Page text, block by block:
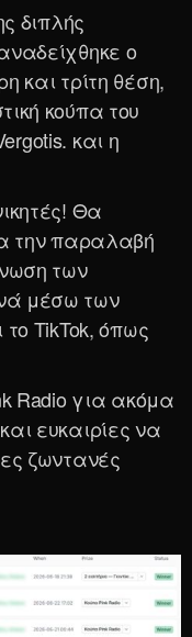
διπλής
ο
και τρίτη θέση,
κούπα του
και η
Θα
την παραλαβή
των
μέσω των
TikTok, όπως
Radio για ακόμα
ευκαιρίες να
ζωντανές